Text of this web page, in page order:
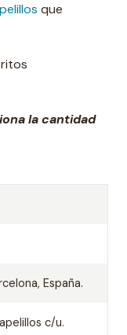
que
la cantidad
España.
c/u.